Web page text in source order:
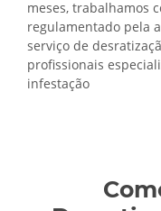
meses, trabalhamos
regulamentado pela
serviço de
profissionais
infestação